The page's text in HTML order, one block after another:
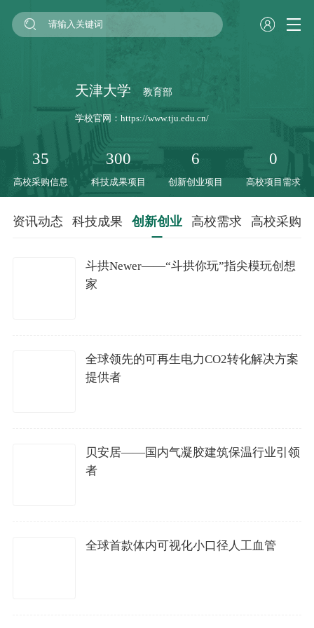
天津大学 教育部
学校官网： https://www.tju.edu.cn/
35
高校采购信息
300
科技成果项目
6
创新创业项目
0
高校项目需求
资讯动态 科技成果 创新创业 高校需求 高校采购
斗拱Newer——“斗拱你玩”指尖模玩创想
家
全球领先的可再生电力CO2转化解决方案
提供者
贝安居——国内气凝胶建筑保温行业引领
者
全球首款体内可视化小口径人工血管